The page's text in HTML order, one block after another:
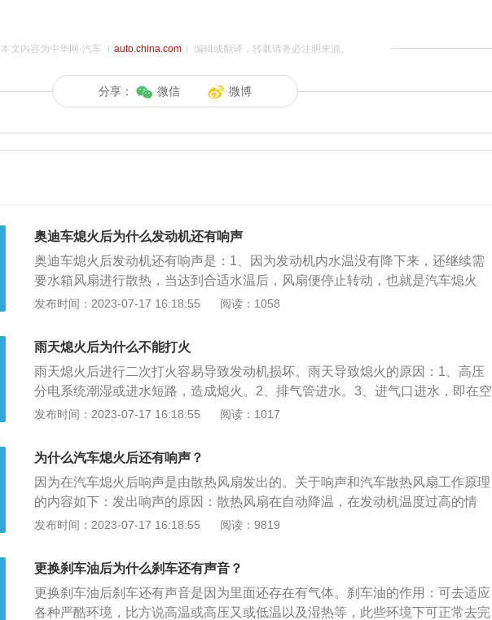
本文内容为中华网·汽车（ auto.china.com）编辑或翻译，转载请务必注明来源。
分享： 微信 微博
奥迪车熄火后为什么发动机还有响声
奥迪车熄火后发动机还有响声是：1、因为发动机内水温没有降下来，还继续需
要水箱风扇进行散热，当达到合适水温后，风扇便停止转动，也就是汽车熄火
了，风扇还在工作。如车子有自动降温功能，当停车后如果发动机温度过高，会
停止。2、车底有“嘟嘟”声：可能有些车主把车停在车库里熄火后，会听到车底
有“嘟嘟”声。其实“罪魁祸首”就是位于车辆底盘后部的三元催化转化器。这个组件
的工作温度接近1000摄氏度。熄火后，内部金属部件会热胀冷缩，并伴有一些爆
裂声。
发布时间：2023-07-17 16:18:55 阅读：1058
雨天熄火后为什么不能打火
雨天熄火后进行二次打火容易导致发动机损坏。雨天导致熄火的原因：1、高压
分电系统潮湿或进水短路，造成熄火。2、排气管进水。3、进气口进水，即在空
气滤清器处进水导致熄火。解决方法：1、如果是系统潮湿或短路，一般来说无
确认排气口或进气口已经进水，一定要拖到修理厂进行检查。切不可强行启动，
强行启动可能因发动机润滑无效而导致更大损害。3、如果有遇上车辆涉水的情
况，首先要先判断水深，是否没过进气管等。在必须要涉水前行的情况下，换低
档，稳油门前进。切记不可放开油门，一旦熄火，水倒流就麻烦了。
发布时间：2023-07-17 16:18:55 阅读：1017
为什么汽车熄火后还有响声？
因为在汽车熄火后响声是由散热风扇发出的。关于响声和汽车散热风扇工作原理
的内容如下：发出响声的原因：散热风扇在自动降温，在发动机温度过高的情
况，即使汽车处于熄火状态，车钥匙也抽离，其冷却系统还是会自动启动，对发
属于正常现象，在发动机系统温度降下来之后，冷却系统就会自动停止工作，通
常这个过程为3～5分钟。汽车散热风扇的工作原理：水经过发动机带走热量，通
过上水管到达散热器，散热器后面装有风扇，水达到一定温度时,温控开关打开，
发布时间：2023-07-17 16:18:55 阅读：9819
更换刹车油后为什么刹车还有声音？
更换刹车油后刹车还有声音是因为里面还存在有气体。刹车油的作用：可去适应
各种严酷环境，比方说高温或高压又或低温以及湿热等，此些环境下可正常去完